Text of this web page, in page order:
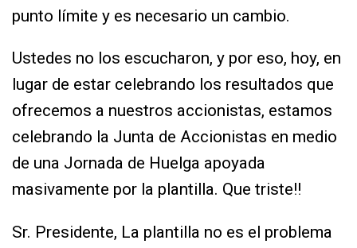
punto límite y es necesario un cambio.
Ustedes no los escucharon, y por eso, hoy, en
lugar de estar celebrando los resultados que
ofrecemos a nuestros accionistas, estamos
celebrando la Junta de Accionistas en medio
de una Jornada de Huelga apoyada
masivamente por la plantilla. Que triste!!
Sr. Presidente, La plantilla no es el problema